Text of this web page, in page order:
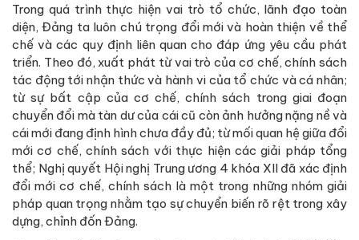
Trong quá trình thực hiện vai trò tổ chức, lãnh đạo toàn
diện, Đảng ta luôn chú trọng đổi mới và hoàn thiện về thể
chế và các quy định liên quan cho đáp ứng yêu cầu phát
triển. Theo đó, xuất phát từ vai trò của cơ chế, chính sách
tác động tới nhận thức và hành vi của tổ chức và cá nhân;
từ sự bất cập của cơ chế, chính sách trong giai đoạn
chuyển đổi mà tàn dư của cái cũ còn ảnh hưởng nặng nề và
cái mới đang định hình chưa đầy đủ; từ mối quan hệ giữa đổi
mới cơ chế, chính sách với thực hiện các giải pháp tổng
thể; Nghị quyết Hội nghị Trung ương 4 khóa XII đã xác định
đổi mới cơ chế, chính sách là một trong những nhóm giải
pháp quan trọng nhằm tạo sự chuyển biến rõ rệt trong xây
dựng, chỉnh đốn Đảng.